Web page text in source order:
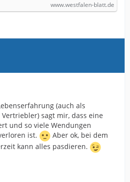
www.westfalen-blatt.de
(auch als
sagt mir, dass eine
und so viele Wendungen
ist.
Aber ok, bei dem
kann alles pasdieren.